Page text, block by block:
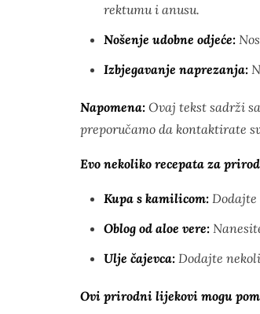
rektumu i anusu.
Nošenje udobne odjeće:
Izbjegavanje naprezanja:
Napomena: Ovaj tekst sadrži
preporučamo da kontaktirate
Evo nekoliko recepata za
Kupa s kamilicom:
Oblog od aloe vere:
Ulje čajevca: Dodajte
Ovi prirodni lijekovi mogu